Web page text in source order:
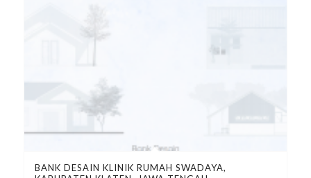
BANK DESAIN KLINIK RUMAH SWADAYA,